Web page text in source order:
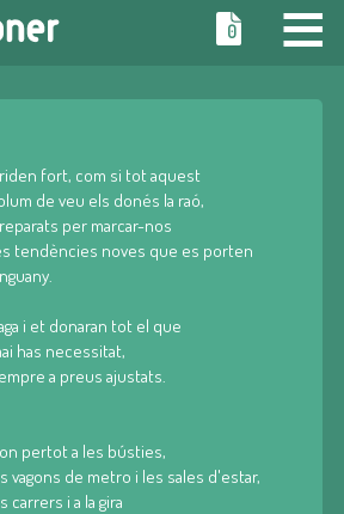
≡
0
fort, com si tot aquest
de veu els donés la raó,
per marcar-nos
tendències noves que es porten
i et donaran tot el que
has necessitat,
a preus ajustats.
pertot a les bústies,
vagons de metro i les sales d'estar,
carrers i a la gira